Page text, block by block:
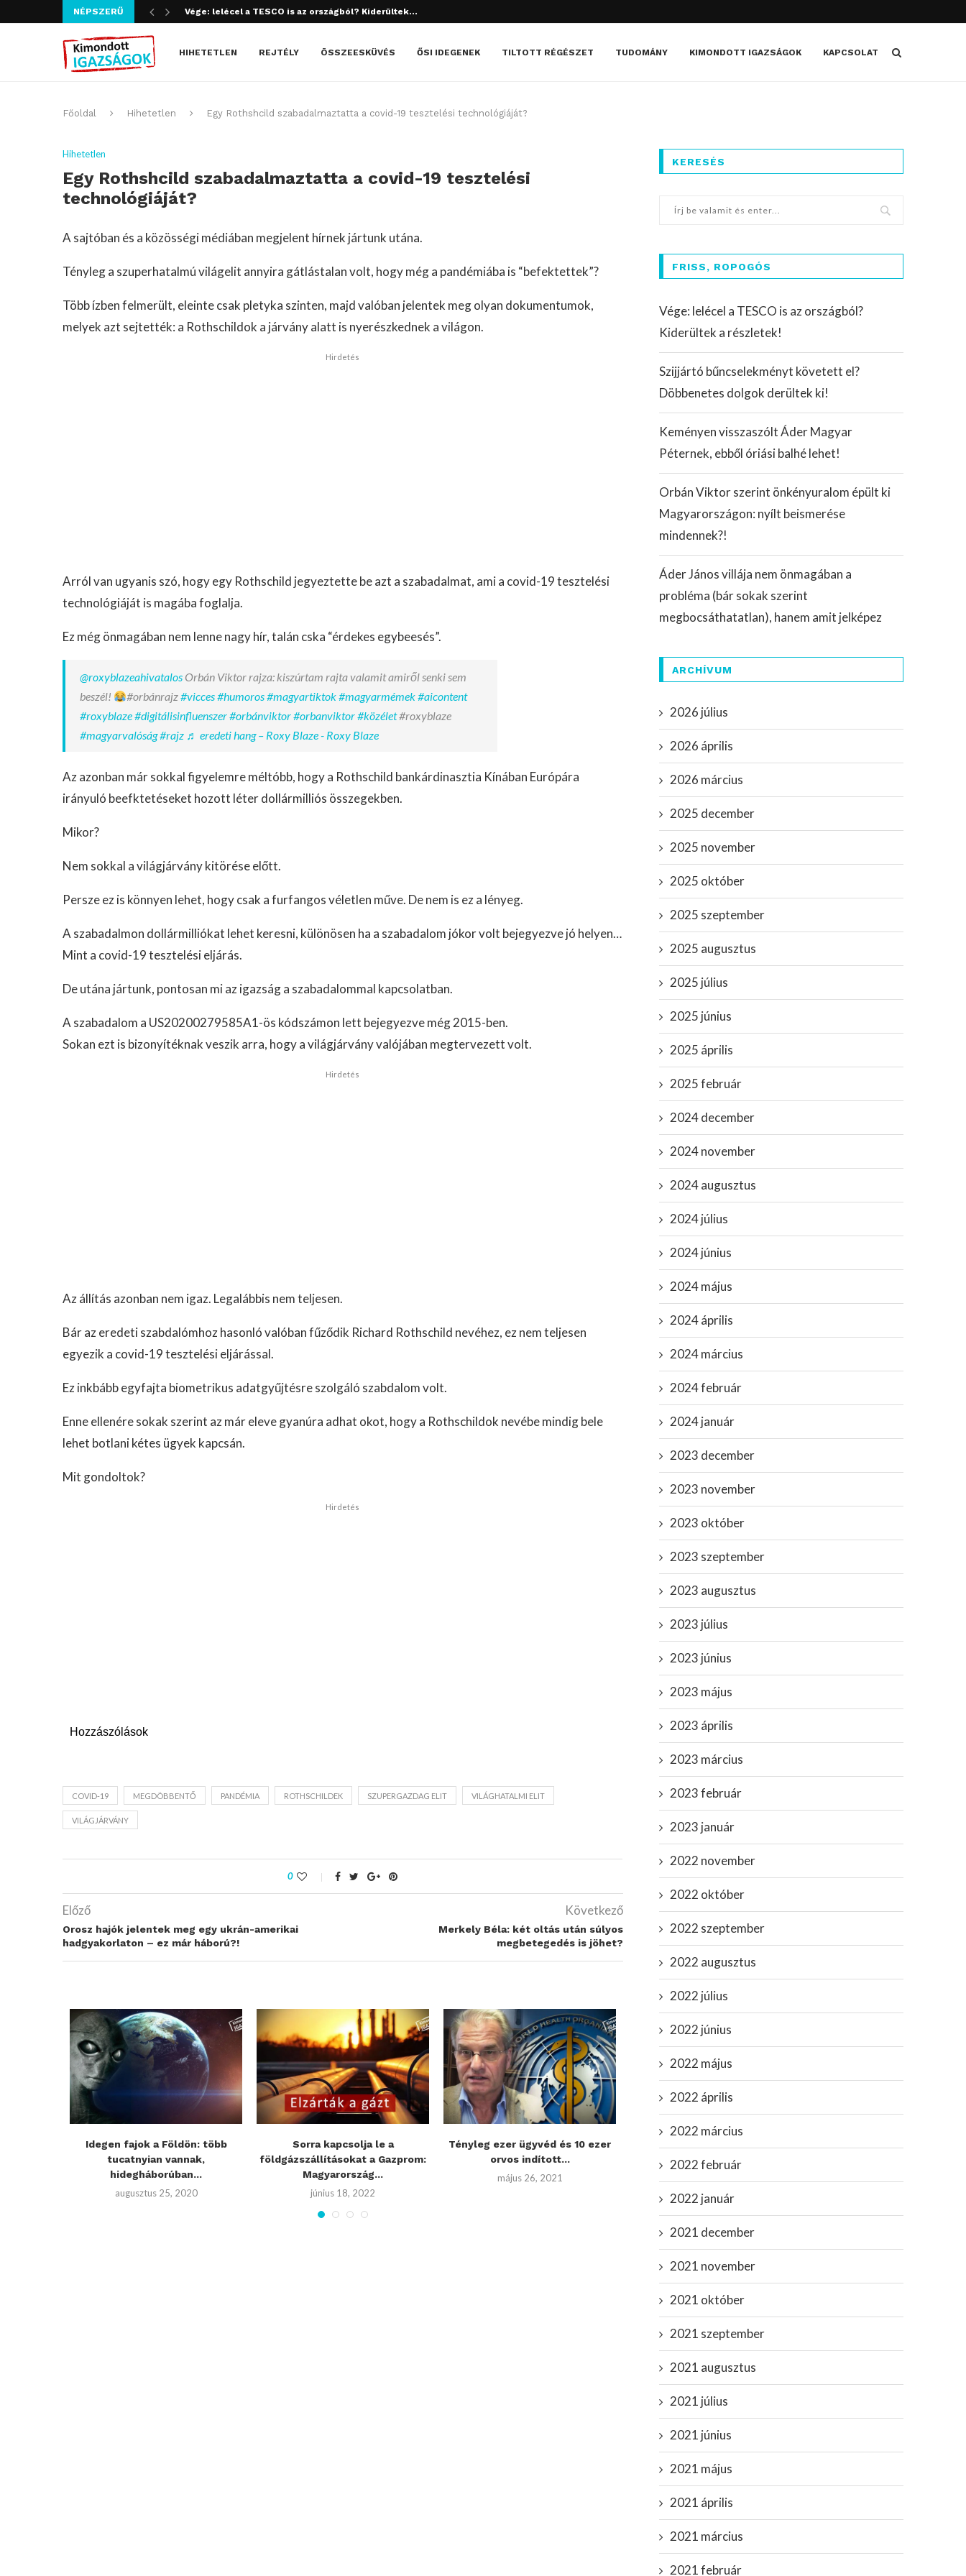
NÉPSZERŰ
Szijjártó bűncselekményt követett el? Döbbenetes dolgok derültek ki!
HIHETETLEN REJTÉLY ÖSSZEESKÜVÉS ŐSI IDEGENEK TILTOTT RÉGÉSZET TUDOMÁNY KIMONDOTT IGAZSÁGOK KAPCSOLAT
Főoldal Hihetetlen Egy Rothshcild szabadalmaztatta a covid-19 tesztelési technológiáját?
Hihetetlen
Egy Rothshcild szabadalmaztatta a covid-19 tesztelési
technológiáját?
A sajtóban és a közösségi médiában megjelent hírnek jártunk utána.
Tényleg a szuperhatalmú világelit annyira gátlástalan volt, hogy még a pandémiába is “befektettek”?
Több ízben felmerült, eleinte csak pletyka szinten, majd valóban jelentek meg olyan dokumentumok,
melyek azt sejtették: a Rothschildok a járvány alatt is nyerészkednek a világon.
Hirdetés
Arról van ugyanis szó, hogy egy Rothschild jegyeztette be azt a szabadalmat, ami a covid-19 tesztelési
technológiáját is magába foglalja.
Ez még önmagában nem lenne nagy hír, talán cska “érdekes egybeesés”.
@roxyblazeahivatalos Orbán Viktor rajza: kiszúrtam rajta valamit amiről senki sem
beszél!
#orbánrajz#vicces#humoros#magyartiktok#magyarmémek#aicontent
#roxyblaze#digitálisinfluenszer#orbánviktor#orbanviktor#közélet#roxyblaze
#magyarvalóság#rajz ♬ eredeti hang – Roxy Blaze - Roxy Blaze
Az azonban már sokkal figyelemre méltóbb, hogy a Rothschild bankárdinasztia Kínában Európára
irányuló beefktetéseket hozott léter dollármilliós összegekben.
Mikor?
Nem sokkal a világjárvány kitörése előtt.
Persze ez is könnyen lehet, hogy csak a furfangos véletlen műve. De nem is ez a lényeg.
A szabadalmon dollármilliókat lehet keresni, különösen ha a szabadalom jókor volt bejegyezve jó helyen…
Mint a covid-19 tesztelési eljárás.
De utána jártunk, pontosan mi az igazság a szabadalommal kapcsolatban.
A szabadalom a US20200279585A1-ös kódszámon lett bejegyezve még 2015-ben.
Sokan ezt is bizonyítéknak veszik arra, hogy a világjárvány valójában megtervezett volt.
Hirdetés
Az állítás azonban nem igaz. Legalábbis nem teljesen.
Bár az eredeti szabdalómhoz hasonló valóban fűződik Richard Rothschild nevéhez, ez nem teljesen
egyezik a covid-19 tesztelési eljárással.
Ez inkbább egyfajta biometrikus adatgyűjtésre szolgáló szabdalom volt.
Enne ellenére sokak szerint az már eleve gyanúra adhat okot, hogy a Rothschildok nevébe mindig bele
lehet botlani kétes ügyek kapcsán.
Mit gondoltok?
Hirdetés
Hozzászólások
COVID-19 MEGDÖBBENTŐ PANDÉMIA ROTHSCHILDEK SZUPERGAZDAG ELIT VILÁGHATALMI ELIT
VILÁGJÁRVÁNY
0
Előző
Orosz hajók jelentek meg egy ukrán-amerikai
hadgyakorlaton – ez már háború?!
Következő
Merkely Béla: két oltás után súlyos
megbetegedés is jöhet?
Idegen fajok a Földön: több
tucatnyian vannak,
hidegháborúban...
augusztus 25, 2020
Sorra kapcsolja le a
földgázszállításokat a Gazprom:
Magyarország...
június 18, 2022
Tényleg ezer ügyvéd és 10 ezer
orvos indított...
május 26, 2021
ellenzéki érzelmű? “Ez...
KERESÉS
FRISS, ROPOGÓS
Vége: lelécel a TESCO is az országból?
Kiderültek a részletek!
Szijjártó bűncselekményt követett el?
Döbbenetes dolgok derültek ki!
Keményen visszaszólt Áder Magyar
Péternek, ebből óriási balhé lehet!
Orbán Viktor szerint önkényuralom épült ki
Magyarországon: nyílt beismerése
mindennek?!
Áder János villája nem önmagában a
probléma (bár sokak szerint
megbocsáthatatlan), hanem amit jelképez
ARCHÍVUM
2026 július
2026 április
2026 március
2025 december
2025 november
2025 október
2025 szeptember
2025 augusztus
2025 július
2025 június
2025 április
2025 február
2024 december
2024 november
2024 augusztus
2024 július
2024 június
2024 május
2024 április
2024 március
2024 február
2024 január
2023 december
2023 november
2023 október
2023 szeptember
2023 augusztus
2023 július
2023 június
2023 május
2023 április
2023 március
2023 február
2023 január
2022 november
2022 október
2022 szeptember
2022 augusztus
2022 július
2022 június
2022 május
2022 április
2022 március
2022 február
2022 január
2021 december
2021 november
2021 október
2021 szeptember
2021 augusztus
2021 július
2021 június
2021 május
2021 április
2021 március
2021 február